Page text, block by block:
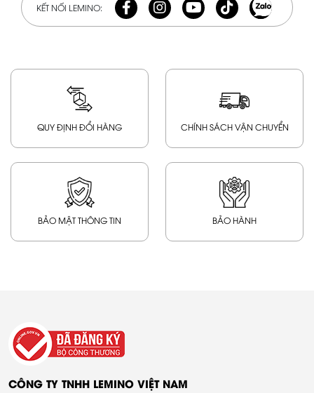
KẾT NỐI LEMINO:
QUY ĐỊNH ĐỔI HÀNG CHÍNH SÁCH VẬN CHUYỂN
BẢO MẬT THÔNG TIN BẢO HÀNH
CÔNG TY TNHH LEMINO VIỆT NAM